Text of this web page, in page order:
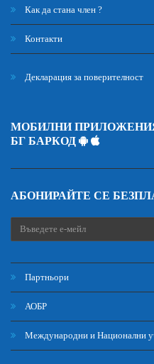
Как да стана член ?
Контакти
Декларация за поверителност
МОБИЛНИ
БГ БАРКОД
АБОНИРАЙТЕ СЕ
Партньори
АОБР
Международни и Национални